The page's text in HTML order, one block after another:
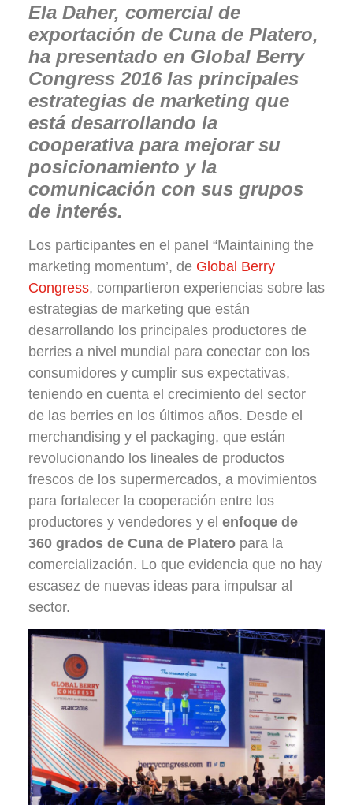
Ela Daher, comercial de
exportación de Cuna de Platero,
ha presentado en Global Berry
Congress 2016 las principales
estrategias de marketing que
está desarrollando la
cooperativa para mejorar su
posicionamiento y la
comunicación con sus grupos
de interés.
Los participantes en el panel “Maintaining the
marketing momentum’, de Global Berry
Congress, compartieron experiencias sobre las
estrategias de marketing que están
desarrollando los principales productores de
berries a nivel mundial para conectar con los
consumidores y cumplir sus expectativas,
teniendo en cuenta el crecimiento del sector
de las berries en los últimos años. Desde el
merchandising y el packaging, que están
revolucionando los lineales de productos
frescos de los supermercados, a movimientos
para fortalecer la cooperación entre los
productores y vendedores y el enfoque de
360 ​​grados de Cuna de Plateropara la
comercialización. Lo que evidencia que no hay
escasez de nuevas ideas para impulsar al
sector.